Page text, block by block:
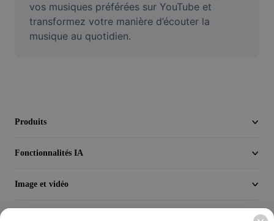
vos musiques préférées sur YouTube et
transformez votre manière d’écouter la
musique au quotidien.
Produits
Fonctionnalités IA
Image et vidéo